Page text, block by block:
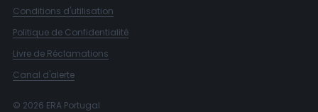
Conditions d'utilisation
Politique de Confidentialité
Livre de Réclamations
Canal d'alerte
© 2026 ERA Portugal